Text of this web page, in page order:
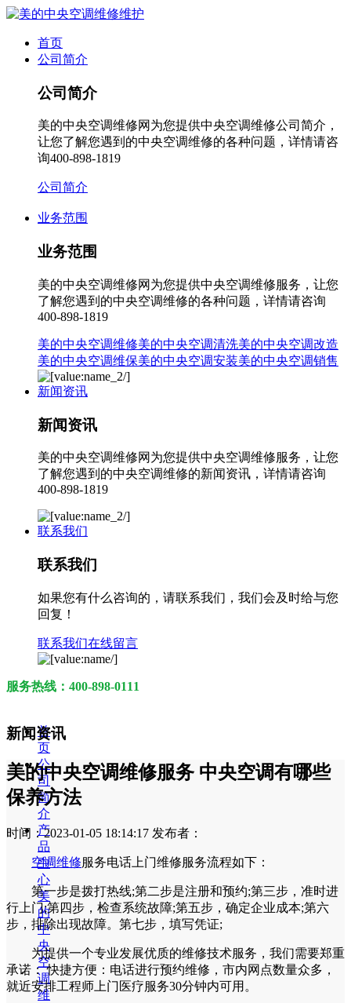
首页
公司简介
公司简介
美的中央空调维修网为您提供中央空调维修公司简介，
让您了解您遇到的中央空调维修的各种问题，详情请咨
询400-898-1819
公司简介
业务范围
业务范围
美的中央空调维修网为您提供中央空调维修服务，让您
了解您遇到的中央空调维修的各种问题，详情请咨询
400-898-1819
美的中央空调维修美的中央空调清洗美的中央空调改造
美的中央空调维保美的中央空调安装美的中央空调销售
新闻资讯
新闻资讯
美的中央空调维修网为您提供中央空调维修服务，让您
了解您遇到的中央空调维修的新闻资讯，详情请咨询
400-898-1819
联系我们
联系我们
如果您有什么咨询的，请联系我们，我们会及时给与您
回复！
联系我们在线留言
服务热线：400-898-0111
首
页
公
司
简
介
产
品
中
心
美
的
中
央
空
调
维
新闻资讯
美的中央空调维修服务 中央空调有哪些
保养方法
时间：2023-01-05 18:14:17 发布者：
空调维修服务电话上门维修服务流程如下：
第一步是拨打热线;第二步是注册和预约;第三步，准时进
行上门;第四步，检查系统故障;第五步，确定企业成本;第六
步，排除出现故障。第七步，填写凭证;
为提供一个专业发展优质的维修技术服务，我们需要郑重
承诺： 快捷方便：电话进行预约维修，市内网点数量众多，
就近安排工程师上门医疗服务30分钟内可用。